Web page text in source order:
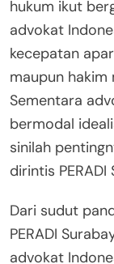
hukum ikut
advokat
kecepatan
maupun
Sementara
bermodal
sinilah
dirintis PERADI
Dari sudut
PERADI
advokat